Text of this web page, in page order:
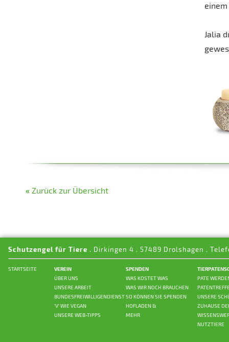
Jalia
« Zurück zur Übersicht
Schutzengel für Tiere . Dirkingen 4 . 57489 Drolshagen .
STARTSEITE
VEREIN
ÜBER UNS
UNSERE ARBEIT
BUNDESFREIWILLIGENDIENST
'V' WIE VEGAN
UNSERE WEB-TIPPS
SPENDEN
WAS KOSTET WAS
WAS WIR NOCH BRAUCHEN
SO KÖNNEN SIE SPENDEN
HOFLADEN &
MEHR
PATE
UNSERE
ZUHAUSE
NUTZTIERE